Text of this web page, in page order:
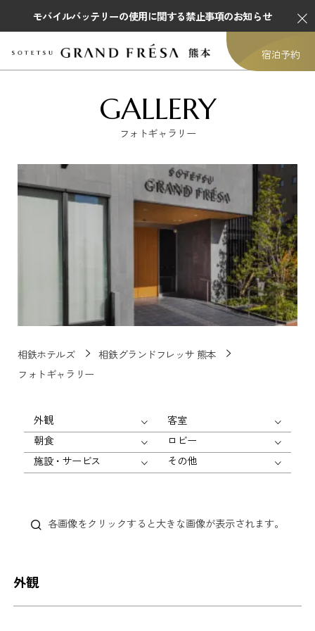
モバイルバッテリーの使用に関する禁止事項のお知らせ
宿泊予約
GALLERY
フォトギャラリー
相鉄ホテルズ
相鉄グランドフレッサ 熊本
フォトギャラリー
外観
客室
朝食
ロビー
施設・サービス
その他
各画像をクリックすると大きな画像が表示されます。
外観